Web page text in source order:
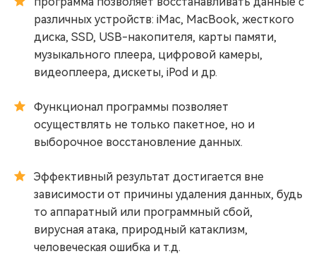
различных устройств: iMac, MacBook, жесткого
диска, SSD, USB-накопителя, карты памяти,
музыкального плеера, цифровой камеры,
видеоплеера, дискеты, iPod и др.
Функционал программы позволяет
осуществлять не только пакетное, но и
выборочное восстановление данных.
Эффективный результат достигается вне
зависимости от причины удаления данных, будь
то аппаратный или программный сбой,
вирусная атака, природный катаклизм,
человеческая ошибка и т.д.